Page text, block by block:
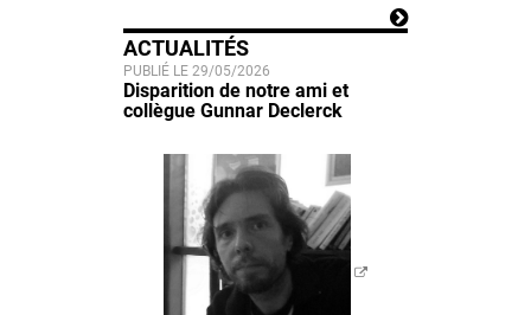
ACTUALITÉS
PUBLIÉ LE 29/05/2026
Disparition de notre ami et
collègue Gunnar Declerck